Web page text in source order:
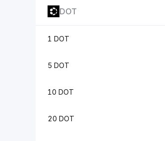
DOT
1 DOT
5 DOT
10 DOT
20 DOT